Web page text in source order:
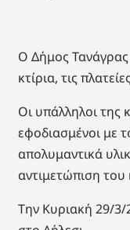
Ο Δήμος Τανάγρας
κτίρια, τις
Οι υπάλληλοι της
εφοδιασμένοι με
απολυμαντικά
αντιμετώπιση
Την Κυριακή 29/